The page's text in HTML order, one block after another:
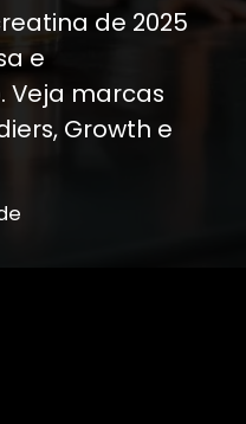
de 2025
e
Veja marcas
Growth e